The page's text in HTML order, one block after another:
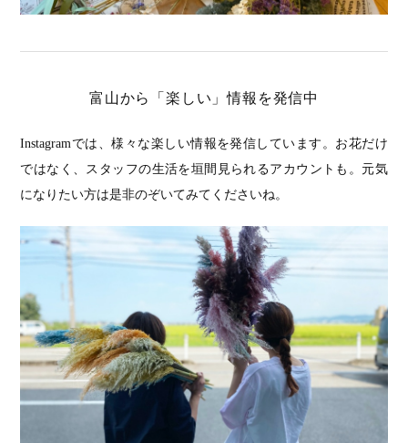
富山から「楽しい」情報を発信中
Instagramでは、様々な楽しい情報を発信しています。お花だけ
ではなく、スタッフの生活を垣間見られるアカウントも。元気
になりたい方は是非のぞいてみてくださいね。